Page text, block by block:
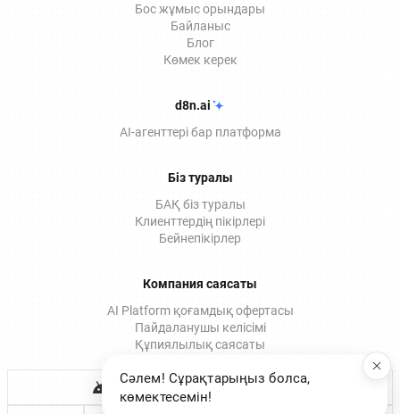
Бос жұмыс орындары
Байланыс
Блог
Көмек керек
d8n.ai
AI-агенттері бар платформа
Біз туралы
БАҚ біз туралы
Клиенттердің пікірлері
Бейнепікірлер
Компания саясаты
AI Platform қоғамдық офертасы
Пайдаланушы келісімі
Құпиялылық саясаты
Сәлем! Сұрақтарыңыз болса,
көмектесемін!